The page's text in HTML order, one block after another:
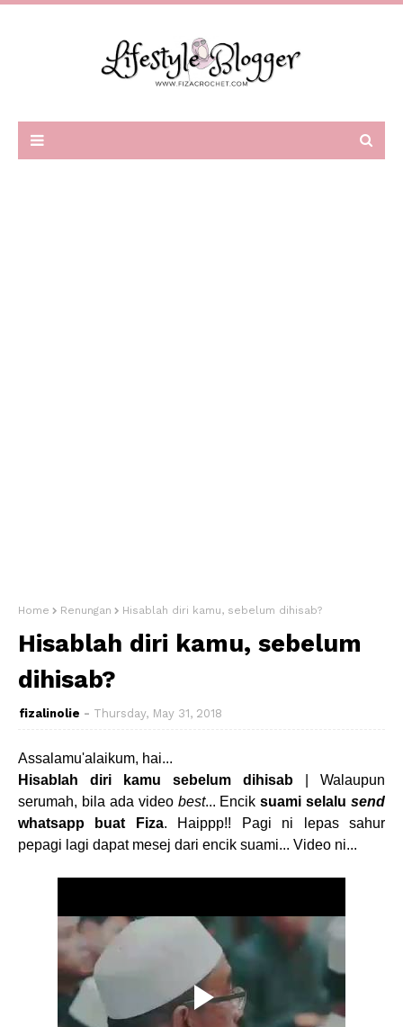
Home Renungan Hisablah diri kamu, sebelum dihisab?
Hisablah diri kamu, sebelum
dihisab?
fizalinolie Thursday, May 31, 2018
Assalamu'alaikum, hai...
Hisablah diri kamu sebelum dihisab | Walaupun
serumah, bila ada video best... Enciksuami selalu send
whatsapp buat Fiza. Haippp!! Pagi ni lepas sahur
pepagi lagi dapat mesej dari encik suami... Video ni...